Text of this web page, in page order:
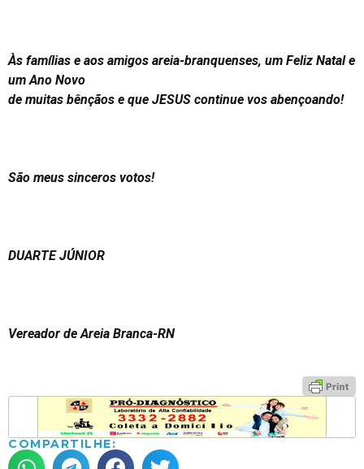
Às famílias e aos amigos areia-branquenses, um Feliz Natal e
um Ano Novo
de muitas bênçãos e que JESUS continue vos abençoando!
São meus sinceros votos!
DUARTE JÚNIOR
Vereador de Areia Branca-RN
COMPARTILHE: